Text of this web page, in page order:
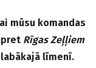
mūsu komandas
pret Rīgas Zeļļiem
labākajā līmenī.